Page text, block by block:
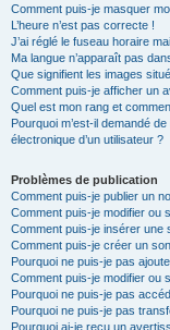
Comment puis-je masquer
L’heure n’est pas correcte !
J’ai réglé le fuseau horaire
Ma langue n’apparaît pas
Que signifient les images
Comment puis-je afficher un
Quel est mon rang et
Pourquoi m’est-il demandé
électronique d’un utilisateur ?
Problèmes de publication
Comment puis-je publier un
Comment puis-je modifier ou
Comment puis-je insérer une
Comment puis-je créer un
Pourquoi ne puis-je pas
Comment puis-je modifier ou
Pourquoi ne puis-je pas
Pourquoi ne puis-je pas
Pourquoi ai-je reçu un